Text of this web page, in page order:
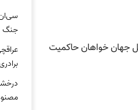
جهان خواهان حاکمیت
جنگ